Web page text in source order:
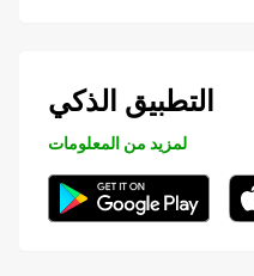
التطبيق الذكي
لمزيد من المعلومات